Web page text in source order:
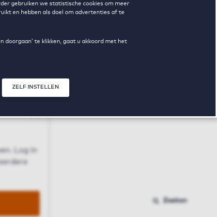
gebruiken we statistische cookies om meer
en hebben als doel om advertenties af te
doorgaan’ te klikken, gaat u akkoord met het
ZELF INSTELLEN
Log in
Zoeken